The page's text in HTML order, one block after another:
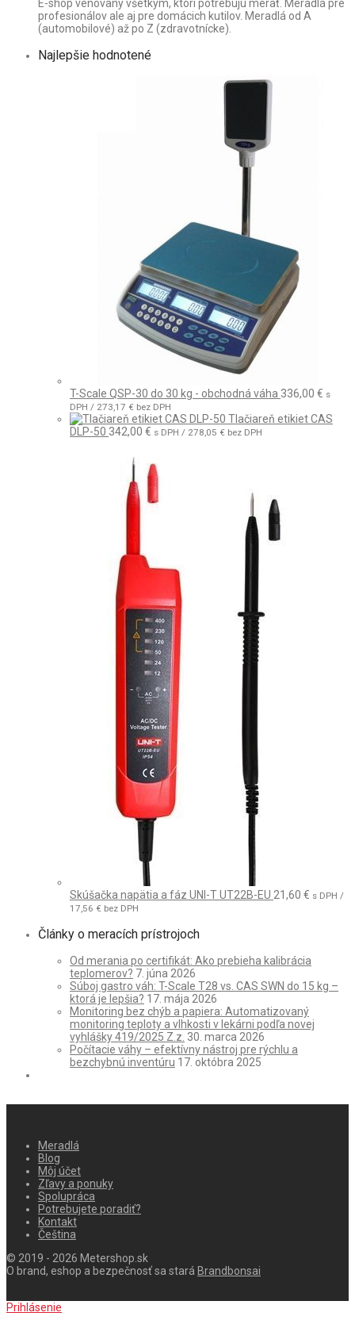
E-shop venovaný všetkým, ktorí potrebujú merať. Meradlá pre
profesionálov ale aj pre domácich kutilov. Meradlá od A
(automobilové) až po Z (zdravotnícke).
Najlepšie hodnotené
T-Scale QSP-30 do 30 kg - obchodná váha 336,00 € s
DPH / 273,17 € bez DPH
Tlačiareň etikiet CAS
DLP-50 342,00 € s DPH / 278,05 € bez DPH
Skúšačka napätia a fáz UNI-T UT22B-EU 21,60 € s DPH /
17,56 € bez DPH
Články o meracích prístrojoch
Od merania po certifikát: Ako prebieha kalibrácia
teplomerov? 7. júna 2026
Súboj gastro váh: T-Scale T28 vs. CAS SWN do 15 kg –
ktorá je lepšia? 17. mája 2026
Monitoring bez chýb a papiera: Automatizovaný
monitoring teploty a vlhkosti v lekárni podľa novej
vyhlášky 419/2025 Z.z. 30. marca 2026
Počítacie váhy – efektívny nástroj pre rýchlu a
bezchybnú inventúru 17. októbra 2025
Meradlá
Blog
Môj účet
Zľavy a ponuky
Spolupráca
Potrebujete poradiť?
Kontakt
Čeština
© 2019 - 2026 Metershop.sk
O brand, eshop a bezpečnosť sa stará Brandbonsai
Prihlásenie